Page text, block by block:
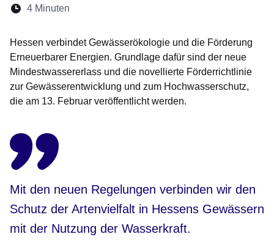
Lesedauer:
4 Minuten
Hessen verbindet Gewässerökologie und die Förderung
Erneuerbarer Energien. Grundlage dafür sind der neue
Mindestwassererlass und die novellierte Förderrichtlinie
zur Gewässerentwicklung und zum Hochwasserschutz,
die am 13. Februar veröffentlicht werden.
Mit den neuen Regelungen verbinden wir den
Schutz der Artenvielfalt in Hessens Gewässern
mit der Nutzung der Wasserkraft.